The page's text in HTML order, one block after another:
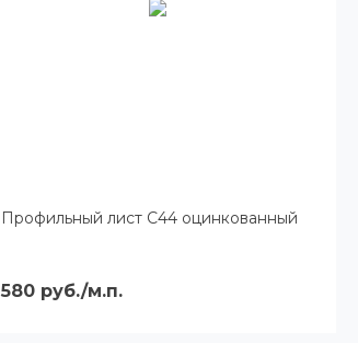
Профильный лист С44 оцинкованный
580 руб./м.п.